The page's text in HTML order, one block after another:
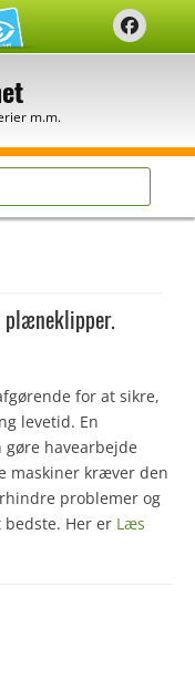
m.m.
for at sikre,
levetid. En
havearbejde
maskiner kræver den
problemer og
Her er Læs